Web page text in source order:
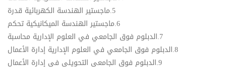
5.​ماجستير الهندسة الكهربائية قدرة
6.​ماجستير الهندسة الميكانيكية تحكم
7.​الدبلوم فوق الجامعي في العلوم الإدارية محاسبة
8.​الدبلوم فوق الجامعي في العلوم الإدارية إدارة الأعمال
9.​الدبلوم فوق الجامعي التحويلي في إدارة الأعمال